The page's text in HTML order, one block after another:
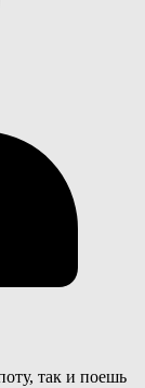
так и поешь